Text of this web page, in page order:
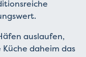
auslaufen,
daheim das